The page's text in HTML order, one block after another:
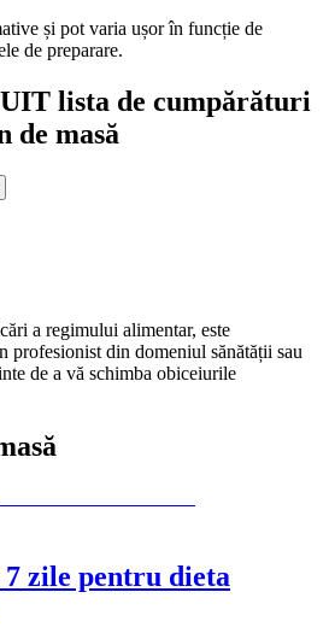
și pot varia ușor în funcție de
de preparare.
lista de cumpărături
de masă
a regimului alimentar, este
profesionist din domeniul sănătății sau
de a vă schimba obiceiurile
7 zile pentru dieta